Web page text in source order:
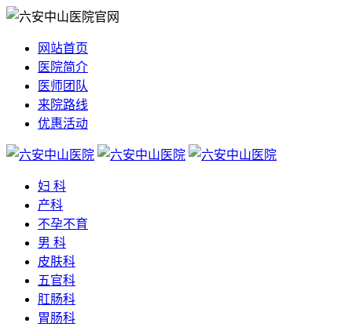
网站首页
医院简介
医师团队
来院路线
优惠活动
妇 科
产科
不孕不育
男 科
皮肤科
五官科
肛肠科
胃肠科